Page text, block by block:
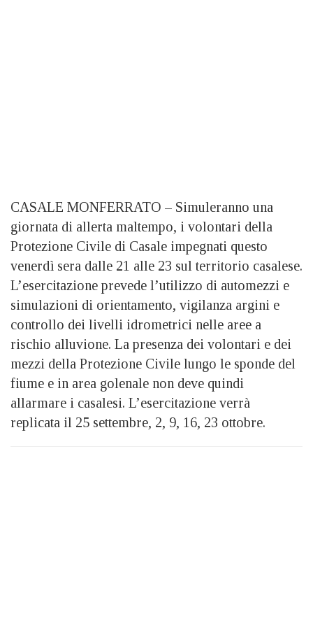
CASALE MONFERRATO – Simuleranno una
giornata di allerta maltempo, i volontari della
Protezione Civile di Casale impegnati questo
venerdì sera dalle 21 alle 23 sul territorio casalese.
L’esercitazione prevede l’utilizzo di automezzi e
simulazioni di orientamento, vigilanza argini e
controllo dei livelli idrometrici nelle aree a
rischio alluvione. La presenza dei volontari e dei
mezzi della Protezione Civile lungo le sponde del
fiume e in area golenale non deve quindi
allarmare i casalesi. L’esercitazione verrà
replicata il 25 settembre, 2, 9, 16, 23 ottobre.